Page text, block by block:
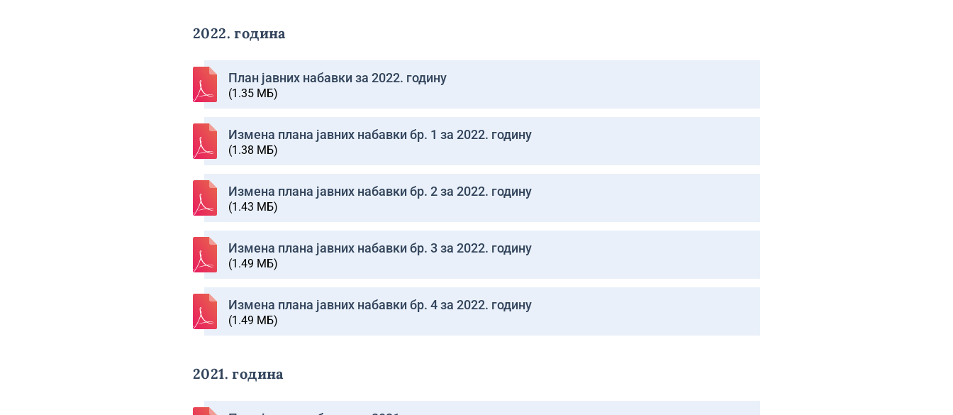
2022. година
План јавних набавки за 2022. годину
(1.35 МБ)
Изменa плана јавних набавки бр. 1 за 2022. годину
(1.38 МБ)
Изменa плана јавних набавки бр. 2 за 2022. годину
(1.43 МБ)
Изменa плана јавних набавки бр. 3 за 2022. годину
(1.49 МБ)
Изменa плана јавних набавки бр. 4 за 2022. годину
(1.49 МБ)
2021. година